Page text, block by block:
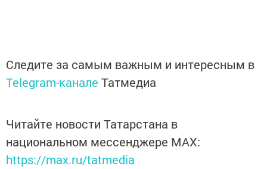
Следите за самым важным и интересным в
Telegram-канале Татмедиа
Читайте новости Татарстана в
национальном мессенджере MАХ:
https://max.ru/tatmedia